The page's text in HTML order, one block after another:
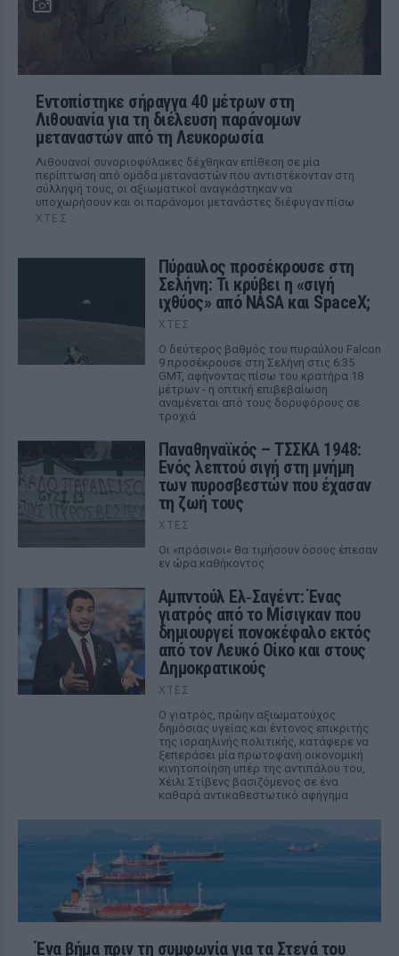
Εντοπίστηκε σήραγγα 40 μέτρων στη
Λιθουανία για τη διέλευση παράνομων
μεταναστών από τη Λευκορωσία
Λιθουανοί συνοριοφύλακες δέχθηκαν επίθεση σε μία
περίπτωση από ομάδα μεταναστών που αντιστέκονταν στη
σύλληψή τους, οι αξιωματικοί αναγκάστηκαν να
υποχωρήσουν και οι παράνομοι μετανάστες διέφυγαν πίσω
ΧΤΕΣ
Πύραυλος προσέκρουσε στη
Σελήνη: Τι κρύβει η «σιγή
ιχθύος» από NASA και SpaceX;
ΧΤΕΣ
Ο δεύτερος βαθμός του πυραύλου Falcon
9 προσέκρουσε στη Σελήνη στις 6:35
GMT, αφήνοντας πίσω του κρατήρα 18
μέτρων - η οπτική επιβεβαίωση
αναμένεται από τους δορυφόρους σε
τροχιά
Παναθηναϊκός – ΤΣΣΚΑ 1948:
Ενός λεπτού σιγή στη μνήμη
των πυροσβεστών που έχασαν
τη ζωή τους
ΧΤΕΣ
Οι «πράσινοι« θα τιμήσουν όσους έπεσαν
εν ώρα καθήκοντος
Αμπντούλ Ελ‑Σαγέντ: Ένας
γιατρός από το Μίσιγκαν που
δημιουργεί πονοκέφαλο εκτός
από τον Λευκό Οίκο και στους
Δημοκρατικούς
ΧΤΕΣ
Ο γιατρός, πρώην αξιωματούχος
δημόσιας υγείας και έντονος επικριτής
της ισραηλινής πολιτικής, κατάφερε να
ξεπεράσει μία πρωτοφανή οικονομική
κινητοποίηση υπέρ της αντιπάλου του,
Χέιλι Στίβενς βασιζόμενος σε ένα
καθαρά αντικαθεστωτικό αφήγημα
Ένα βήμα πριν τη συμφωνία για τα Στενά του